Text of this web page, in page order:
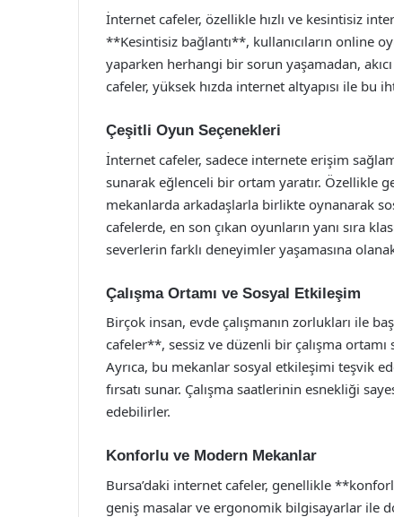
İnternet cafeler, özellikle hızlı ve kesintisiz
**Kesintisiz bağlantı**, kullanıcıların online
yaparken herhangi bir sorun yaşamadan,
cafeler, yüksek hızda internet altyapısı ile bu
Çeşitli Oyun Seçenekleri
İnternet cafeler, sadece internete erişim
sunarak eğlenceli bir ortam yaratır. Özellikle
mekanlarda arkadaşlarla birlikte oynanarak
cafelerde, en son çıkan oyunların yanı sıra
severlerin farklı deneyimler yaşamasına
Çalışma Ortamı ve Sosyal Etkileşim
Birçok insan, evde çalışmanın zorlukları ile
cafeler**, sessiz ve düzenli bir çalışma ortamı
Ayrıca, bu mekanlar sosyal etkileşimi teşvik
fırsatı sunar. Çalışma saatlerinin esnekliği
edebilirler.
Konforlu ve Modern Mekanlar
Bursa’daki internet cafeler, genellikle
geniş masalar ve ergonomik bilgisayarlar ile